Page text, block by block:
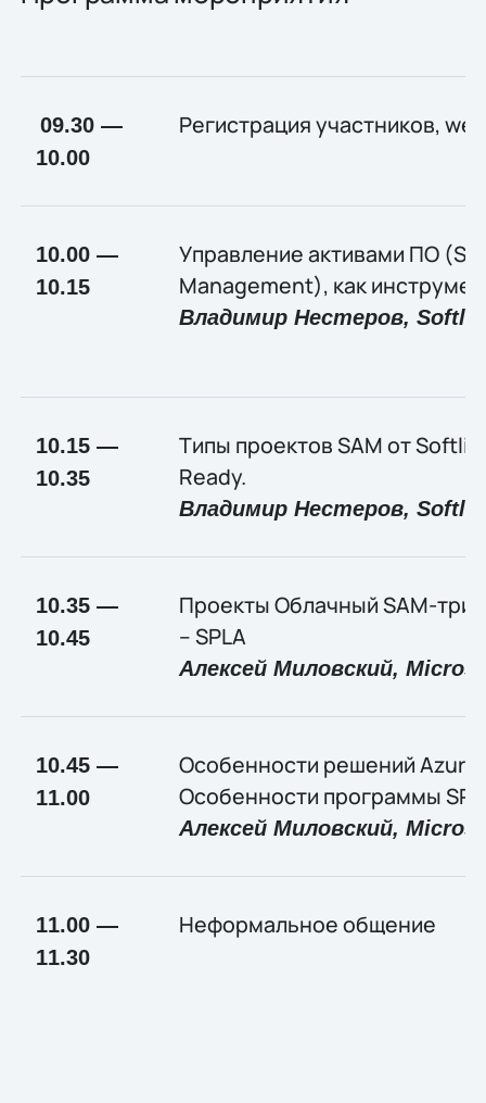
09.30 —
10.00
Регистрация участников,
10.00 —
10.15
Управление активами ПО
Management), как
Владимир Нестеров,
10.15 —
10.35
Типы проектов SAM от
Ready.
Владимир Нестеров,
10.35 —
10.45
Проекты Облачный SAM-
– SPLA
Алексей Миловский,
10.45 —
11.00
Особенности решений Azure
Особенности программы
Алексей Миловский,
11.00 —
11.30
Неформальное общение